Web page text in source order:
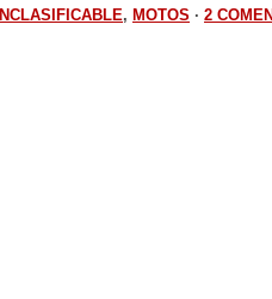
INCLASIFICABLE, MOTOS · 2